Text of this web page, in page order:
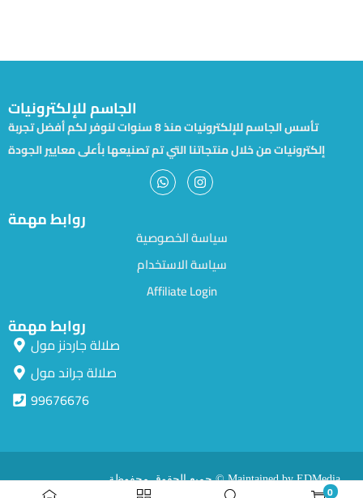
0
الجاسم للإلكترونيات
تأسس الجاسم للإلكترونيات منذ 8 سنوات لنوفر لكم أفضل تجربة
إلكترونيات من خلال منتجاتنا التي تم تصنيعها بأعلى معايير الجودة
روابط مهمة
سياسة الخصوصية
سياسة الاستخدام
Affiliate Login
روابط مهمة
صلالة جاردنز مول
صلالة جراند مول
99676676
جميع الحقوق محفوظة © Maintained by EDMedia.